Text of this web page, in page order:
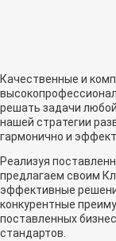
Качественные и
решать задачи
нашей стратегии
гармонично и
Реализуя
предлагаем своим
эффективные
конкурентные
поставленных
стандартов.